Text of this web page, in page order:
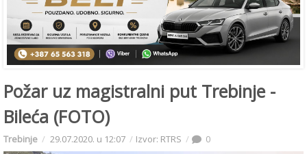
Požar uz magistralni put Trebinje -
Bileća (FOTO)
Trebinje 29.07.2020. u 12:07 Izvor: RTRS 0